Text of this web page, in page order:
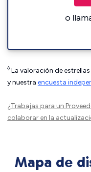
o
◊ La valoración de
y nuestra encuesta
¿Trabajas para un
colaborar en la
Mapa de